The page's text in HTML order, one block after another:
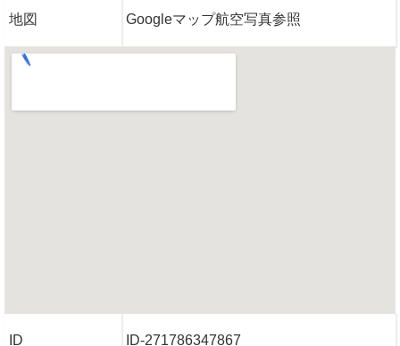
地図 Googleマップ航空写真参照
ID ID-271786347867